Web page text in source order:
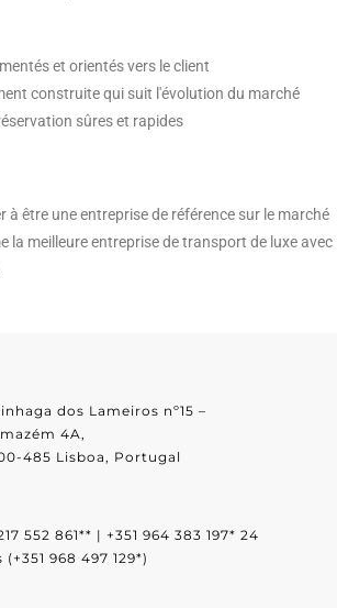
et orientés vers le client
construite qui suit l'évolution du marché
sûres et rapides
à être une entreprise de référence sur le marché
la meilleure entreprise de transport de luxe avec
dos Lameiros nº15 –
4A,
485 Lisboa, Portugal
552 861** | +351 964 383 197* 24
(+351 968 497 129*)